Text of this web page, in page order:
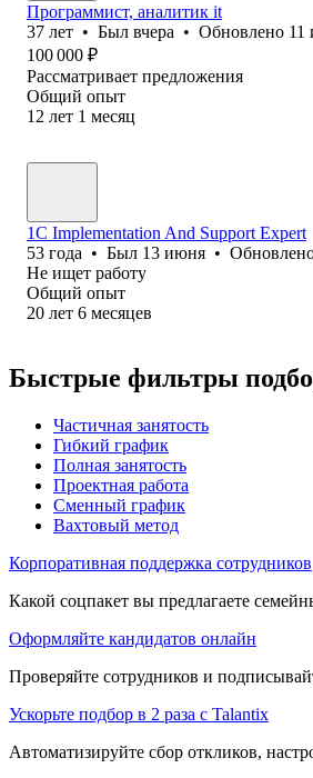
Программист, аналитик it
37 лет • Был вчера • Обновлено 11
100 000 ₽
Рассматривает предложения
Общий опыт
12 лет 1 месяц
1C Implementation And Support Expert
53 года • Был 13 июня •
Не ищет работу
Общий опыт
20 лет 6 месяцев
Быстрые фильтры
Частичная занятость
Гибкий график
Полная занятость
Проектная работа
Сменный график
Вахтовый метод
Корпоративная поддержка сотрудников
Какой соцпакет вы предлагаете
Оформляйте кандидатов онлайн
Проверяйте сотрудников и
Ускорьте подбор в 2 раза с Talantix
Автоматизируйте сбор откликов,